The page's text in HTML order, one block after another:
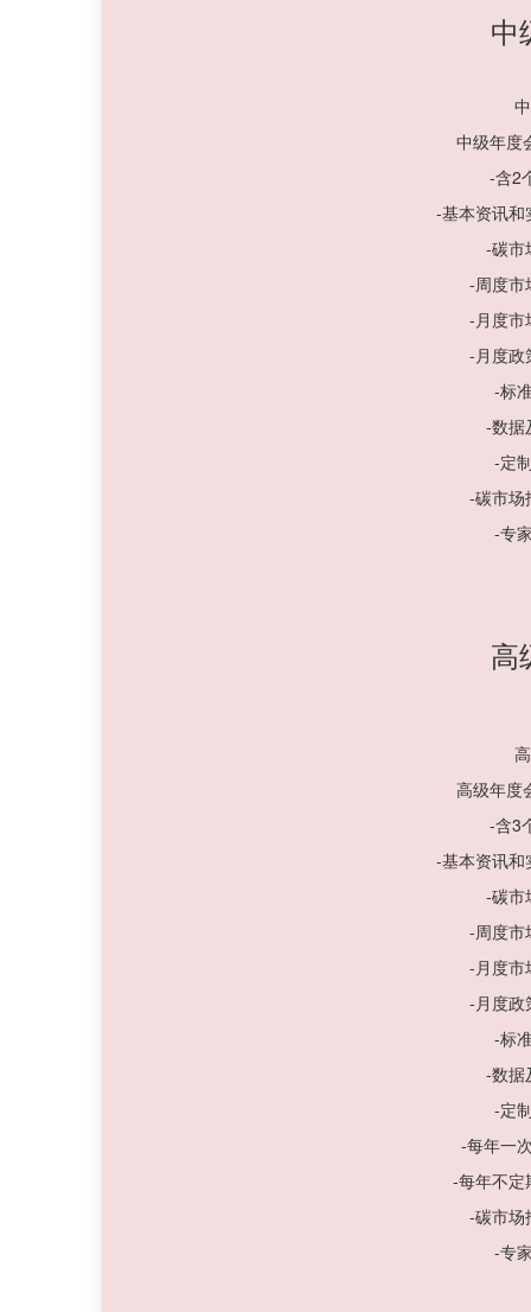
中
中级年度
-含2
-基本资讯和
-碳市
-周度市
-月度市
-月度政
-标
-数据
-定
-碳市场
-专
高
高级年度
-含3
-基本资讯和
-碳市
-周度市
-月度市
-月度政
-标
-数据
-定
-每年一
-每年不定
-碳市场
-专